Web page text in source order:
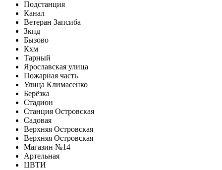
Подстанция
Канал
Ветеран Запсиба
Зкпд
Бызово
Кхм
Тарный
Ярославская улица
Пожарная часть
Улица Климасенко
Берёзка
Стадион
Станция Островская
Садовая
Верхняя Островская
Верхняя Островская
Магазин №14
Артельная
ЦВТИ